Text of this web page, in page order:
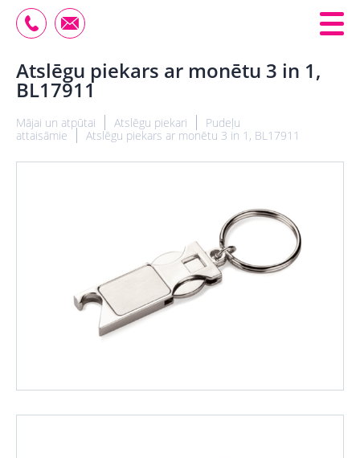
Atslēgu piekars ar monētu 3 in 1,
BL17911
Mājai un atpūtai Atslēgu piekari
Pudeļu
attaisāmie
Atslēgu piekars ar monētu 3 in 1, BL17911